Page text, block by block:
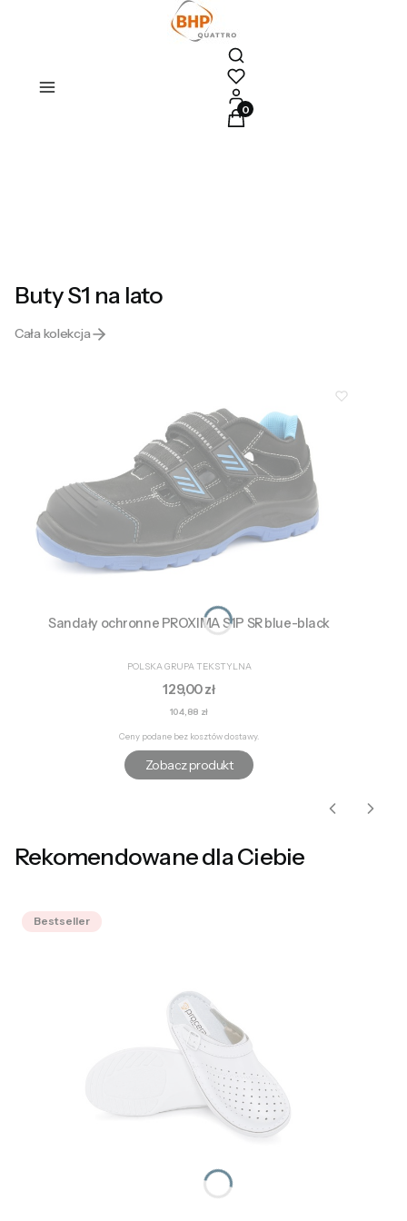
Otwórz wyszukiwarkę
Produkty w koszyku: 0.
Buty S1 na lato
Cała kolekcja
Sandały ochronne PROXIMA S1P SR blue-black
POLSKA GRUPA TEKSTYLNA
Cena
129,00 zł
Cena
104,88 zł
Ceny podane bez kosztów dostawy.
Zobacz produkt
Rekomendowane dla Ciebie
Bestseller